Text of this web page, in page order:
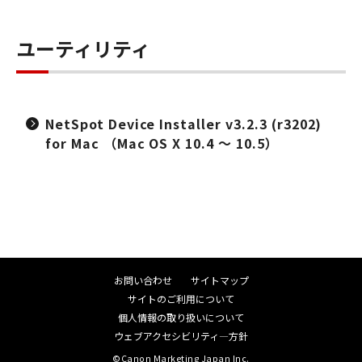
ユーティリティ
NetSpot Device Installer v3.2.3 (r3202)
for Mac （Mac OS X 10.4 ～ 10.5）
お問い合わせ
サイトマップ
サイトのご利用について
個人情報の取り扱いについて
ウェブアクセシビリティ―方針
©Canon Marketing Japan Inc.